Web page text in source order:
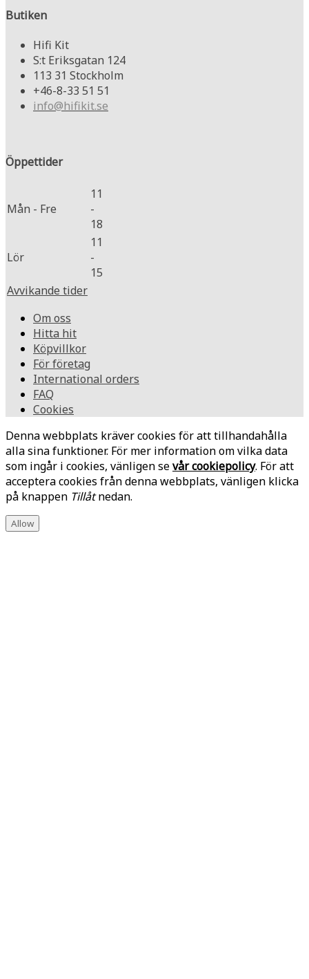
Butiken
Hifi Kit
S:t Eriksgatan 124
113 31 Stockholm
+46-8-33 51 51
info@hifikit.se
Öppettider
Mån - Fre
11
-
18
Lör
11
-
15
Avvikande tider
Om oss
Hitta hit
Köpvillkor
För företag
International orders
FAQ
Cookies
Denna webbplats kräver cookies för att tillhandahålla
alla sina funktioner. För mer information om vilka data
som ingår i cookies, vänligen sevår cookiepolicy. För att
acceptera cookies från denna webbplats, vänligen klicka
på knappen Tillåtnedan.
Allow